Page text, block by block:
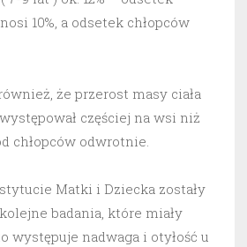
10%, a odsetek chłopców
że przerost masy ciała
częściej na wsi niż
chłopców odwrotnie.
Matki i Dziecka zostały
badania, które miały
występuje nadwaga i otyłość u